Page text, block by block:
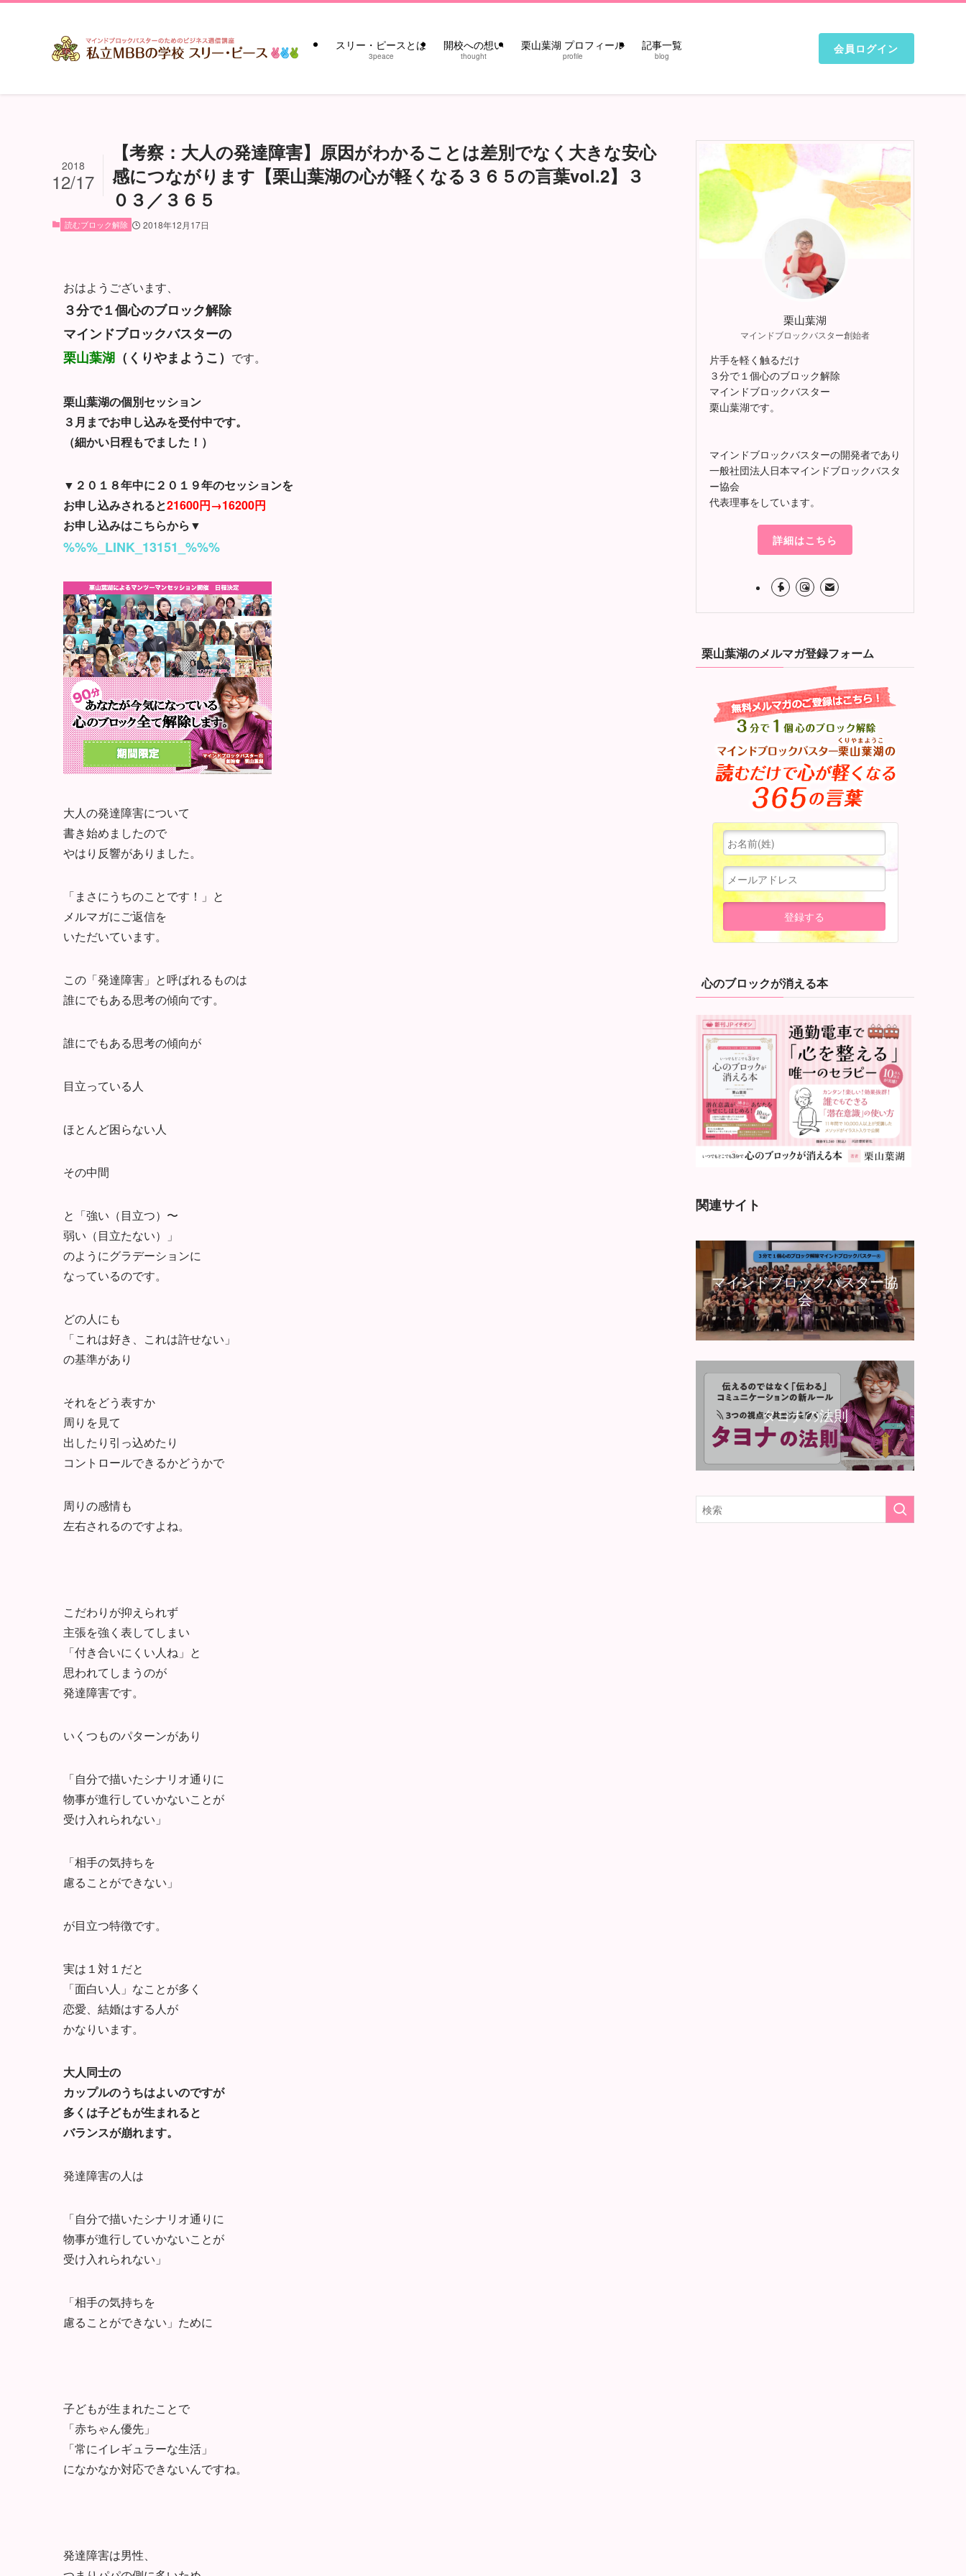
スリー・ピースとは
3peace
開校への想い
thought
栗山葉湖 プロフィール
profile
記事一覧
blog
会員ログイン
【考察：大人の発達障害】原因がわかることは差別でなく大きな安心
感につながります【栗山葉湖の心が軽くなる３６５の言葉vol.2】３
０３／３６５
2018
12/17
読むブロック解除 2018年12月17日
おはようございます、
３分で１個心のブロック解除
マインドブロックバスターの
栗山葉湖 （くりやまようこ） です。
栗山葉湖の個別セッション
３月までお申し込みを受付中です。
（細かい日程もでました！）
▼２０１８年中に２０１９年のセッションを
お申し込みされると21600円→16200円
お申し込みはこちらから▼
%%%_LINK_13151_%%%
大人の発達障害について
書き始めましたので
やはり反響がありました。
「まさにうちのことです！」と
メルマガにご返信を
いただいています。
この「発達障害」と呼ばれるものは
誰にでもある思考の傾向です。
誰にでもある思考の傾向が
目立っている人
ほとんど困らない人
その中間
と「強い（目立つ）〜
弱い（目立たない）」
のようにグラデーションに
なっているのです。
どの人にも
「これは好き、これは許せない」
の基準があり
それをどう表すか
周りを見て
出したり引っ込めたり
コントロールできるかどうかで
周りの感情も
左右されるのですよね。
こだわりが抑えられず
主張を強く表してしまい
「付き合いにくい人ね」と
思われてしまうのが
発達障害です。
いくつものパターンがあり
「自分で描いたシナリオ通りに
物事が進行していかないことが
受け入れられない」
「相手の気持ちを
慮ることができない」
が目立つ特徴です。
実は１対１だと
「面白い人」なことが多く
恋愛、結婚はする人が
かなりいます。
大人同士の
カップルのうちはよいのですが
多くは子どもが生まれると
バランスが崩れます。
発達障害の人は
「自分で描いたシナリオ通りに
物事が進行していかないことが
受け入れられない」
「相手の気持ちを
慮ることができない」ために
子どもが生まれたことで
「赤ちゃん優先」
「常にイレギュラーな生活」
になかなか対応できないんですね。
発達障害は男性、
栗山葉湖
マインドブロックバスター創始者
片手を軽く触るだけ
３分で１個心のブロック解除
マインドブロックバスター
栗山葉湖です。
マインドブロックバスターの開発者であり
一般社団法人日本マインドブロックバスタ
ー協会
代表理事をしています。
詳細はこちら
栗山葉湖のメルマガ登録フォーム
心のブロックが消える本
関連サイト
マインドブロックバスター協
会
タヨナの法則